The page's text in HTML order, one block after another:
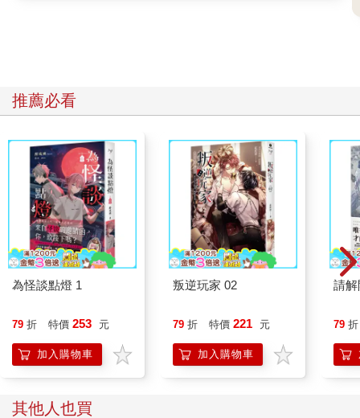
推薦必看
為怪談點燈 1
79 折 特價 253 元
加入購物車
叛逆玩家 02
79 折 特價 221 元
加入購物車
請解
79 折
其他人也買